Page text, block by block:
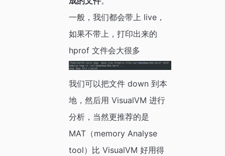
一般，我们都会带上 live，
如果不带上，打印出来的
hprof 文件会大很多
我们可以把文件 down 到本
地，然后用 VisualVM 进行
分析，当然更推荐的是
MAT（memory Analyse
tool）比 VisualVM 好用得